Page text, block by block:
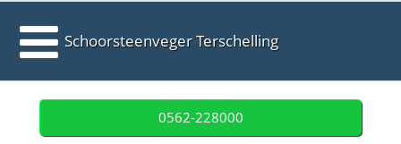
Schoorsteenveger Terschelling
0562-228000